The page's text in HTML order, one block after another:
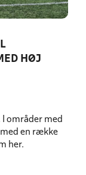
HØJ
I områder med
en række
her.